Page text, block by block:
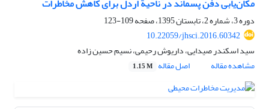
مکان‌یابی دفن پسماند در ناحیة اردل برای کاهش مخاطرات
دوره 3، شماره 2، تابستان 1395، صفحه
109-123
10.22059/jhsci.2016.60342
سید اسکندر صیدایی، داریوش رحیمی، نسیم حسین زاده
مشاهده مقاله
اصل مقاله 1.15 M